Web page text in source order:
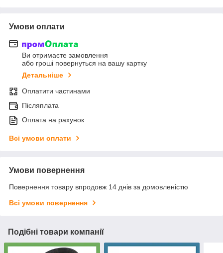
Умови оплати
Ви отримаєте замовлення
або гроші повернуться на вашу картку
Детальніше
Оплатити частинами
Післяплата
Оплата на рахунок
Всі умови оплати
Умови повернення
Повернення товару впродовж 14 днів за домовленістю
Всі умови повернення
Подібні товари компанії